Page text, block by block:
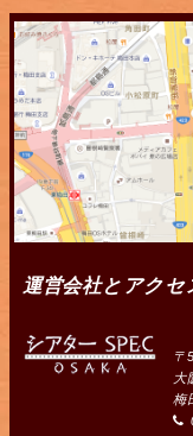
運営会社とアクセ
〒
大
梅